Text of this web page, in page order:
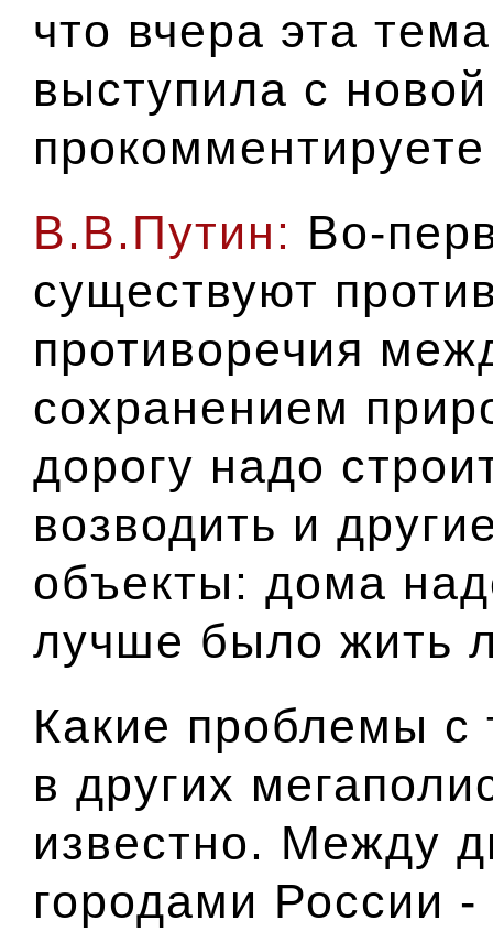
что вчера эта
выступила с
В.В.Путин: Во-
существуют
противоречия
сохранением
дорогу надо
возводить и
объекты: дома
лучше было жить
Какие проблемы с
в других
известно. Между
городами России